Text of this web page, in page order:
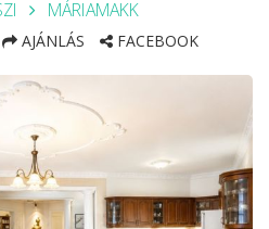
MÁRIAMAKK
AJÁNLÁS FACEBOOK